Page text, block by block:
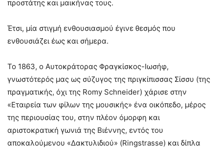
προστάτης και μαικήνας τους.
Έτσι, μία στιγμή ενθουσιασμού έγινε θεσμός που
ενθουσιάζει έως και σήμερα.
Το 1863, ο Αυτοκράτορας Φραγκίσκος-Ιωσήφ,
γνωστότερός μας ως σύζυγος της πριγκίπισσας Σίσσυ (της
πραγματικής, όχι της Romy Schneider) χάρισε στην
«Εταιρεία των φίλων της μουσικής» ένα οικόπεδο, μέρος
της περιουσίας του, στην πλέον όμορφη και
αριστοκρατική γωνιά της Βιέννης, εντός του
αποκαλούμενου «Δακτυλιδιού» (Ringstrasse) και δίπλα